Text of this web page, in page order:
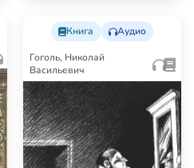
Книга Аудио
Гоголь, Николай
Васильевич